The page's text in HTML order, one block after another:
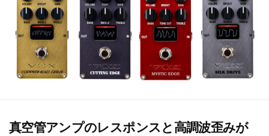
真空管アンプのレスポンスと高調波歪みが